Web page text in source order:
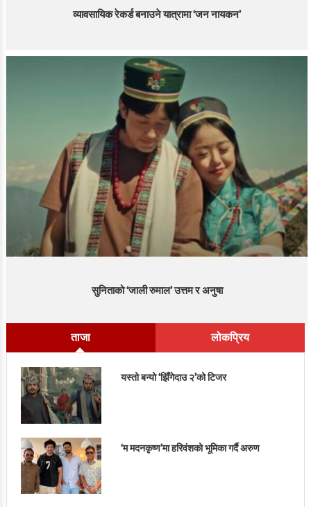
व्यावसायिक रेकर्ड बनाउने यात्रामा ‘जन नायकन’
सुनिताको ‘जाली रुमाल’ उत्तम र अनुषा
ताजा लोकप्रिय
यस्तो बन्यो ‘झिँगेदाउ २’को टिजर
‘म मदनकृष्ण’मा हरिवंशको भूमिका गर्दै अरुण